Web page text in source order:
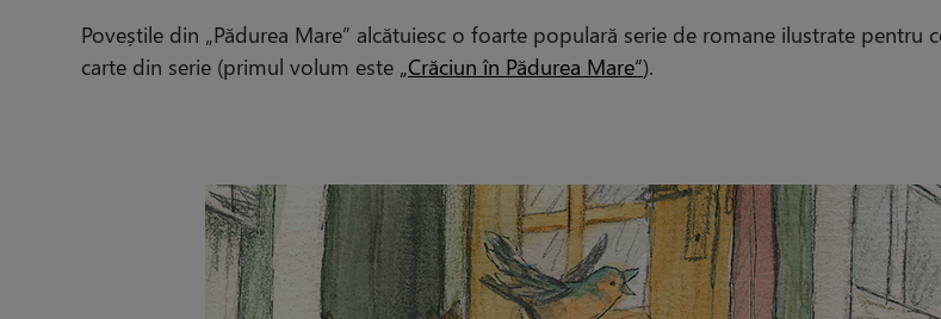
Poveștile din „Pădurea Mare” alcătuiesc o foarte populară serie de romane ilustrate pentru
carte din serie (primul volum este „Crăciun în Pădurea Mare“).